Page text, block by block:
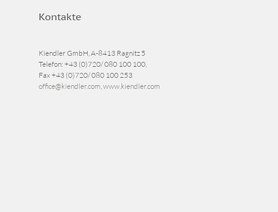
Kontakte
Kiendler GmbH, A-8413 Ragnitz 5
Telefon: +43 (0)720/ 080 100 100
Fax +43 (0)720/ 080 100 253
office@kiendler.com www.kiendler.com